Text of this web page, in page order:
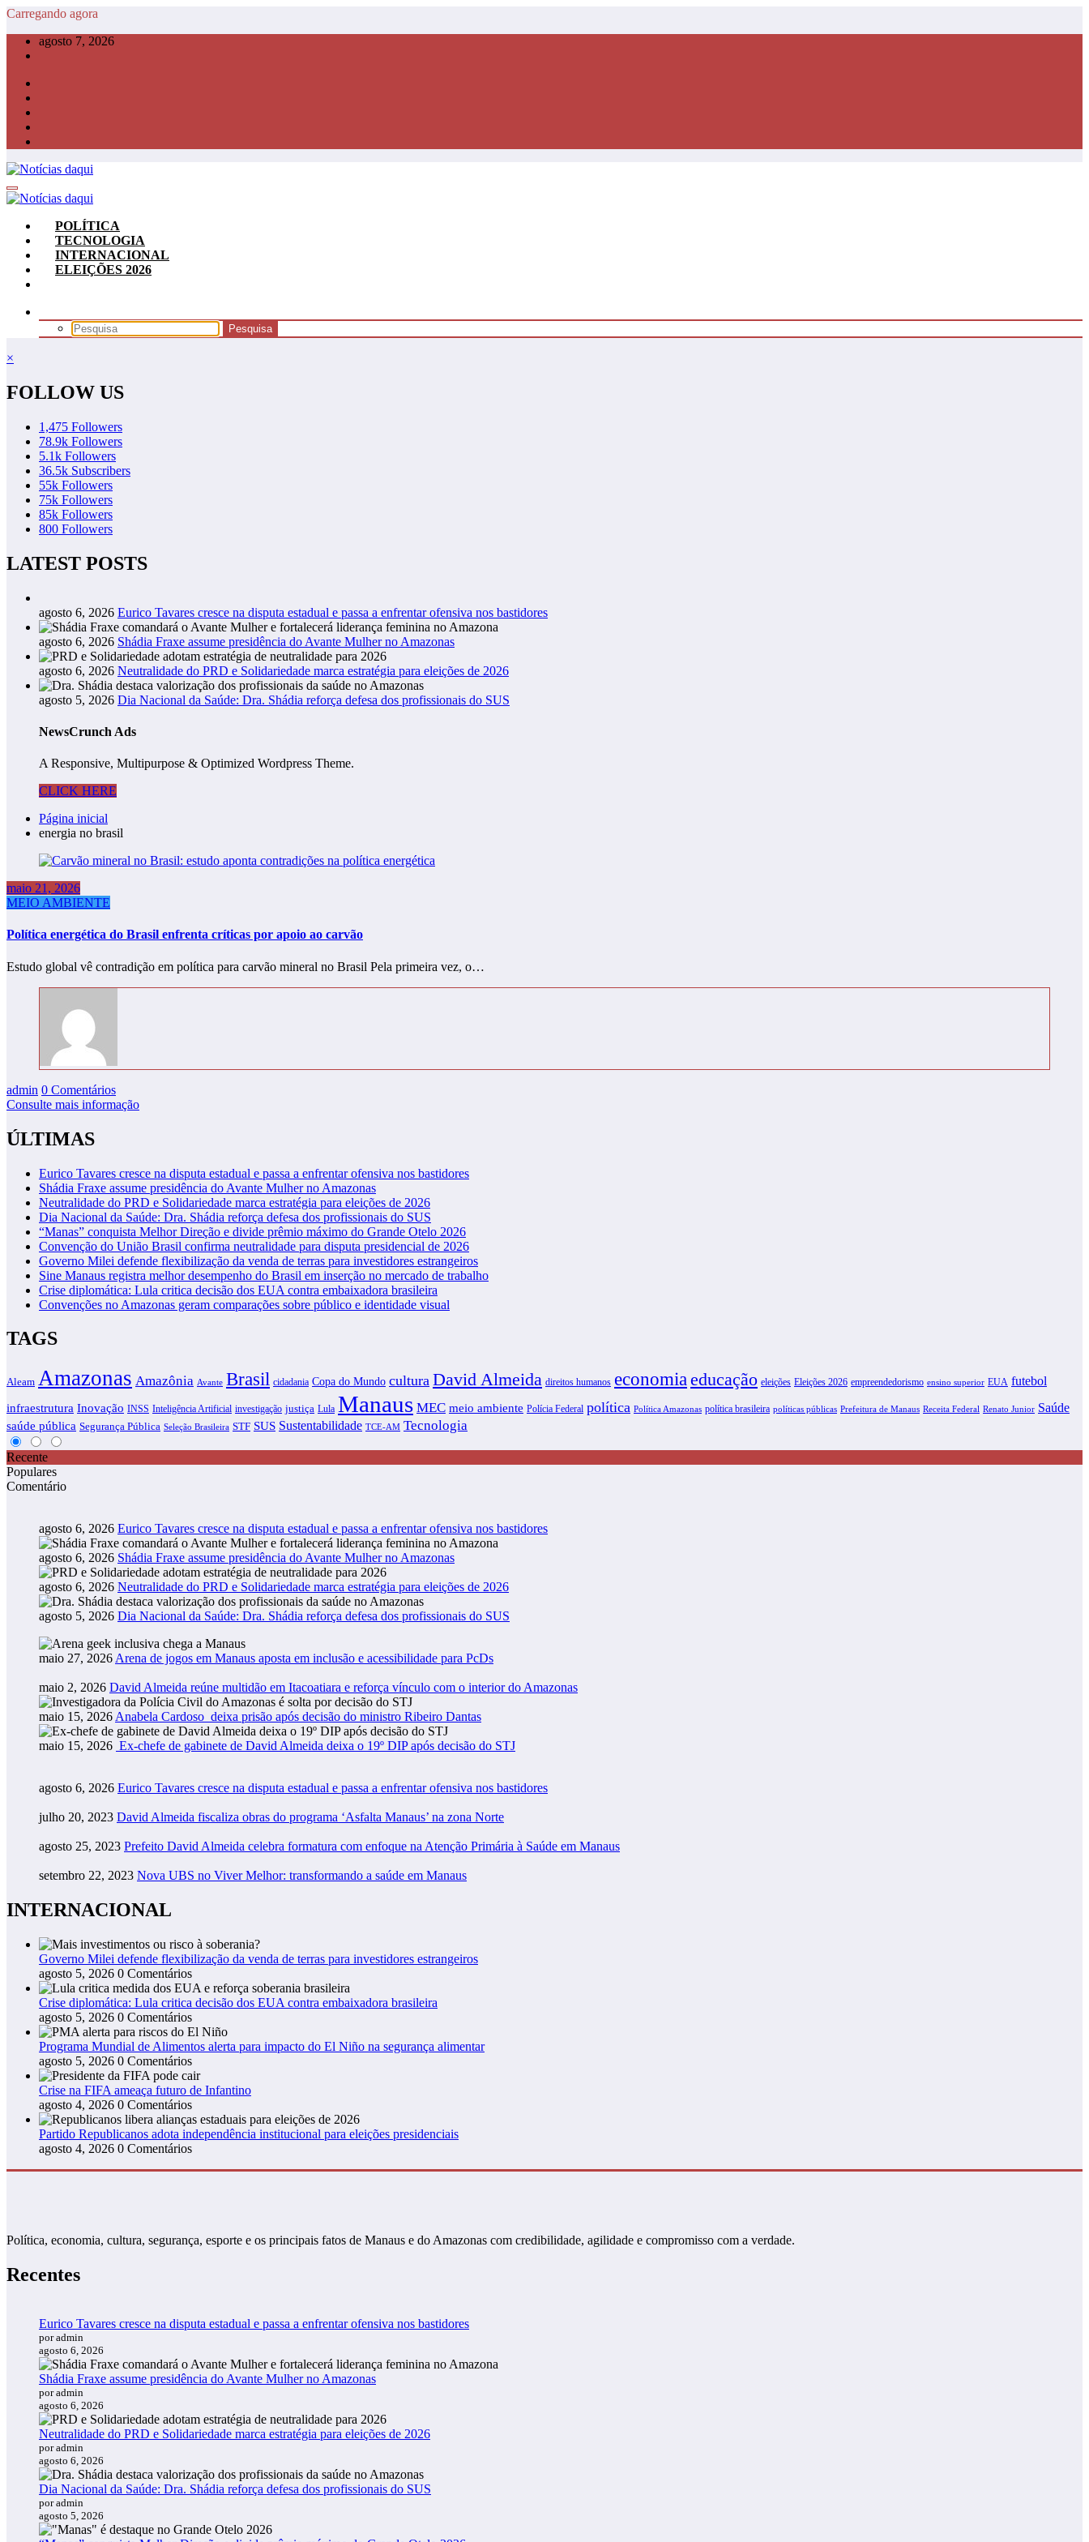
Pular
conteúdo
Carregando agora
agosto 7, 2026
POLÍTICA
TECNOLOGIA
INTERNACIONAL
ELEIÇÕES 2026
×
FOLLOW US
1,475 Followers
78.9k Followers
5.1k Followers
36.5k Subscribers
55k Followers
75k Followers
85k Followers
800 Followers
LATEST POSTS
agosto 6, 2026 Eurico Tavares cresce na disputa estadual e passa a enfrentar ofensiva nos bastidores
agosto 6, 2026 Shádia Fraxe assume presidência do Avante Mulher no Amazonas
agosto 6, 2026 Neutralidade do PRD e Solidariedade marca estratégia para eleições de 2026
agosto 5, 2026 Dia Nacional da Saúde: Dra. Shádia reforça defesa dos profissionais do SUS
NewsCrunch Ads
A Responsive, Multipurpose & Optimized Wordpress Theme.
CLICK HERE
Página inicial
energia no brasil
maio 21, 2026
MEIO AMBIENTE
Política energética do Brasil enfrenta críticas por apoio ao carvão
Estudo global vê contradição em política para carvão mineral no Brasil Pela primeira vez, o…
admin 0 Comentários
Consulte mais informação
ÚLTIMAS
Eurico Tavares cresce na disputa estadual e passa a enfrentar ofensiva nos bastidores
Shádia Fraxe assume presidência do Avante Mulher no Amazonas
Neutralidade do PRD e Solidariedade marca estratégia para eleições de 2026
Dia Nacional da Saúde: Dra. Shádia reforça defesa dos profissionais do SUS
“Manas” conquista Melhor Direção e divide prêmio máximo do Grande Otelo 2026
Convenção do União Brasil confirma neutralidade para disputa presidencial de 2026
Governo Milei defende flexibilização da venda de terras para investidores estrangeiros
Sine Manaus registra melhor desempenho do Brasil em inserção no mercado de trabalho
Crise diplomática: Lula critica decisão dos EUA contra embaixadora brasileira
Convenções no Amazonas geram comparações sobre público e identidade visual
TAGS
Aleam Amazonas Amazônia Avante Brasil cidadania Copa do Mundo cultura David Almeida direitos humanos economiaeducação eleições Eleições 2026 empreendedorismo ensino superior EUA futebol
infraestrutura Inovação INSS Inteligência Artificial investigação justiça Lula Manaus MEC meio ambiente Polícia Federal política Política Amazonas política brasileira políticas públicas Prefeitura de Manaus Receita Federal Renato Junior Saúde
saúde pública Segurança Pública Seleção Brasileira STF SUS Sustentabilidade TCE-AM Tecnologia
Recente
Populares
Comentário
agosto 6, 2026 Eurico Tavares cresce na disputa estadual e passa a enfrentar ofensiva nos bastidores
agosto 6, 2026 Shádia Fraxe assume presidência do Avante Mulher no Amazonas
agosto 6, 2026 Neutralidade do PRD e Solidariedade marca estratégia para eleições de 2026
agosto 5, 2026 Dia Nacional da Saúde: Dra. Shádia reforça defesa dos profissionais do SUS
maio 27, 2026 Arena de jogos em Manaus aposta em inclusão e acessibilidade para PcDs
maio 2, 2026 David Almeida reúne multidão em Itacoatiara e reforça vínculo com o interior do Amazonas
maio 15, 2026 Anabela Cardoso deixa prisão após decisão do ministro Ribeiro Dantas
maio 15, 2026 Ex-chefe de gabinete de David Almeida deixa o 19º DIP após decisão do STJ
agosto 6, 2026 Eurico Tavares cresce na disputa estadual e passa a enfrentar ofensiva nos bastidores
julho 20, 2023 David Almeida fiscaliza obras do programa ‘Asfalta Manaus’ na zona Norte
agosto 25, 2023 Prefeito David Almeida celebra formatura com enfoque na Atenção Primária à Saúde em Manaus
setembro 22, 2023 Nova UBS no Viver Melhor: transformando a saúde em Manaus
INTERNACIONAL
Governo Milei defende flexibilização da venda de terras para investidores estrangeiros
agosto 5, 2026 0 Comentários
Crise diplomática: Lula critica decisão dos EUA contra embaixadora brasileira
agosto 5, 2026 0 Comentários
Programa Mundial de Alimentos alerta para impacto do El Niño na segurança alimentar
agosto 5, 2026 0 Comentários
Crise na FIFA ameaça futuro de Infantino
agosto 4, 2026 0 Comentários
Partido Republicanos adota independência institucional para eleições presidenciais
agosto 4, 2026 0 Comentários
Política, economia, cultura, segurança, esporte e os principais fatos de Manaus e do Amazonas com credibilidade, agilidade e compromisso com a verdade.
Recentes
Eurico Tavares cresce na disputa estadual e passa a enfrentar ofensiva nos bastidores
por admin
agosto 6, 2026
Shádia Fraxe assume presidência do Avante Mulher no Amazonas
por admin
agosto 6, 2026
Neutralidade do PRD e Solidariedade marca estratégia para eleições de 2026
por admin
agosto 6, 2026
Dia Nacional da Saúde: Dra. Shádia reforça defesa dos profissionais do SUS
por admin
agosto 5, 2026